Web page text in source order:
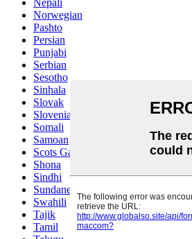
Norwegian
Pashto
Persian
Punjabi
Serbian
Sesotho
Sinhala
Slovak
Slovenian
Somali
Samoan
Scots Gaelic
Shona
Sindhi
Sundanese
Swahili
Tajik
Tamil